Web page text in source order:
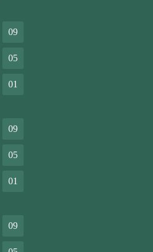
09
05
01
09
05
01
09